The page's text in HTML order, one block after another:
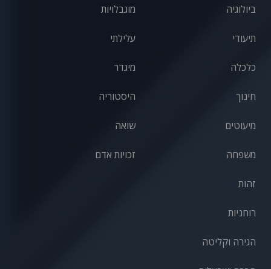
ביולוגיה מוגבלויות
תיעודי
כלכלה
חינוך
מיעוטים
משפחה
עלילתי
מיגדר
היסטוריה
שואה
זכויות אדם
זהות
רוחניות
הגירה וקליטה